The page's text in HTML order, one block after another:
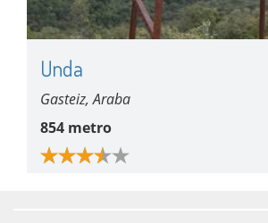
Unda
Gasteiz, Araba
854 metro